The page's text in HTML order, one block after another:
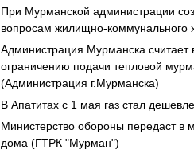
При Мурманской администрации
вопросам жилищно-коммунального
Администрация Мурманска
ограничению подачи тепловой
(Администрация г.Мурманска)
В Апатитах с 1 мая газ стал
Министерство обороны передаст в
дома (ГТРК "Мурман")